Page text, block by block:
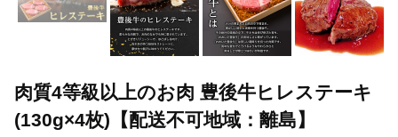
肉質4等級以上のお肉 豊後牛ヒレステーキ
(130g×4枚)【配送不可地域：離島】